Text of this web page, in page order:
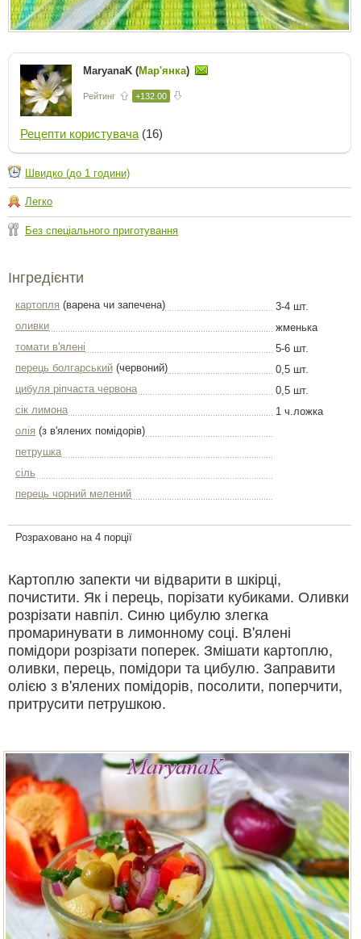
MaryanaK (Мар'янка)
Рейтинг +132.00
Рецепти користувача (16)
Швидко (до 1 години)
Легко
Без спеціального приготування
Інгредієнти
картопля (варена чи запечена)
3-4 шт.
оливки
жменька
томати в'ялені
5-6 шт.
перець болгарський (червоний)
0,5 шт.
цибуля ріпчаста червона
0,5 шт.
сік лимона
1 ч.ложка
олія (з в'ялених помідорів)
петрушка
сіль
перець чорний мелений
Розраховано на 4 порції
Картоплю запекти чи відварити в шкірці,
почистити. Як і перець, порізати кубиками. Оливки
розрізати навпіл. Синю цибулю злегка
промаринувати в лимонному соці. В'ялені
помідори розрізати поперек. Змішати картоплю,
оливки, перець, помідори та цибулю. Заправити
олією з в'ялених помідорів, посолити, поперчити,
притрусити петрушкою.